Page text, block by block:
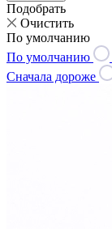
Подобрать
Очистить
По умолчанию
По умолчанию
Сначала дороже